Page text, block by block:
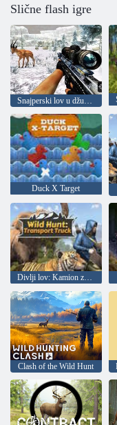
Slične flash igre
Snajperski lov u džungli 2022
Duck X Target
Divlji lov: Kamion za prijevoz
Clash of the Wild Hunt